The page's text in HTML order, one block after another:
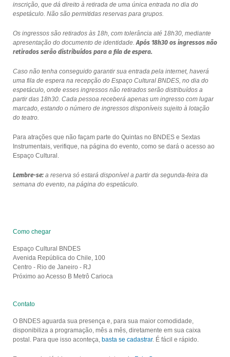
inscrição, que dá direito à retirada de uma única entrada no dia do
espetáculo. Não são permitidas reservas para grupos.
Os ingressos são retirados às 18h, com tolerância até 18h30, mediante
apresentação do documento de identidade.Após 18h30 os ingressos não
retirados serão distribuídos para a fila de espera.
Caso não tenha conseguido garantir sua entrada pela internet, haverá
uma fila de espera na recepção do Espaço Cultural BNDES, no dia do
espetáculo, onde esses ingressos não retirados serão distribuídos a
partir das 18h30. Cada pessoa receberá apenas um ingresso com lugar
marcado, estando o número de ingressos disponíveis sujeito à lotação
do teatro.
Para atrações que não façam parte do Quintas no BNDES e Sextas
Instrumentais, verifique, na página do evento, como se dará o acesso ao
Espaço Cultural.
Lembre-se:a reserva só estará disponível a partir da segunda-feira da
semana do evento, na página do espetáculo.
Como chegar
Espaço Cultural BNDES
Avenida República do Chile, 100
Centro - Rio de Janeiro - RJ
Próximo ao Acesso B Metrô Carioca
Contato
O BNDES aguarda sua presença e, para sua maior comodidade,
disponibiliza a programação, mês a mês, diretamente em sua caixa
postal. Para que isso aconteça, basta se cadastrar. É fácil e rápido.